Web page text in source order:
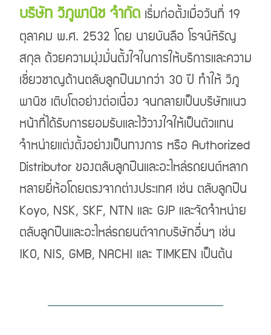
บริษัท วิภูพานิช จำกัด เริ่มก่อตั้งเมื่อวันที่ 19
ตุลาคม พ.ศ. 2532 โดย นายบันลือ โรจน์หิรัญ
สกุล ด้วยความมุ่งมั่นตั้งใจในการให้บริการและความ
เชี่ยวชาญด้านตลับลูกปืนมากว่า 30 ปี ทำให้ วิภู
พานิช เติบโตอย่างต่อเนื่อง จนกลายเป็นบริษัทแนว
หน้าที่ได้รับการยอมรับและไว้วางใจให้เป็นตัวแทน
จำหน่ายแต่งตั้งอย่างเป็นทางการ หรือ Authorized
Distributor ของตลับลูกปืนและอะไหล่รถยนต์หลาก
หลายยี่ห้อโดยตรงจากต่างประเทศ เช่น ตลับลูกปืน
Koyo, NSK, SKF, NTN และ GJP และจัดจำหน่าย
ตลับลูกปืนและอะไหล่รถยนต์จากบริษัทอื่นๆ เช่น
IKO, NIS, GMB, NACHI และ TIMKEN เป็นต้น